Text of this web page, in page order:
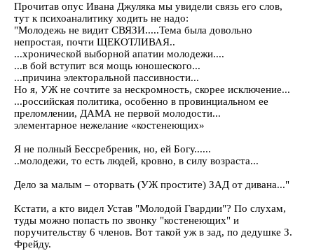
Прочитав опус Ивана Джуляка мы увидели связь его слов,
тут к психоаналитику ходить не надо:
"Молодежь не видит СВЯЗИ.....Тема была довольно
непростая, почти ЩЕКОТЛИВАЯ..
...хронической выборной апатии молодежи....
...в бой вступит вся мощь юношеского...
...причина электоральной пассивности...
Но я, УЖ не сочтите за нескромность, скорее исключение...
...российская политика, особенно в провинциальном ее
преломлении, ДАМА не первой молодости...
элементарное нежелание «костенеющих»
Я не полный Бессребреник, но, ей Богу......
..молодежи, то есть людей, кровно, в силу возраста...
Дело за малым – оторвать (УЖ простите) ЗАД от дивана..."
Кстати, а кто видел Устав "Молодой Гвардии"? По слухам,
туды можно попасть по звонку "костенеющих" и
поручительству 6 членов. Вот такой уж в зад, по дедушке З.
Фрейду.